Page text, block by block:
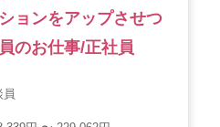
ョンをアップさせつ
のお仕事/正社員
員